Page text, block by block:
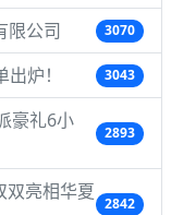
限公司 3070
炉！ 3043
豪礼6小
2893
双亮相华夏
2842